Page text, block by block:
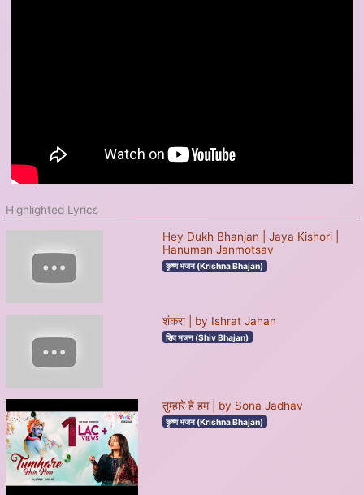
Highlighted Lyrics
Hey Dukh Bhanjan | Jaya Kishori |
Hanuman Janmotsav
कृष्ण भजन (Krishna Bhajan)
शंकरा | by Ishrat Jahan
शिव भजन (Shiv Bhajan)
तुम्हारे हैं हम | by Sona Jadhav
कृष्ण भजन (Krishna Bhajan)